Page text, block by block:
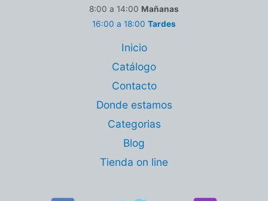
8:00 a 14:00 Mañanas
16:00 a 18:00 Tardes
Inicio
Catálogo
Contacto
Donde estamos
Categorias
Blog
Tienda on line